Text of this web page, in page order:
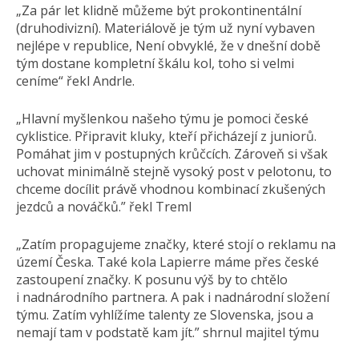
„Za pár let klidně můžeme být prokontinentální
(druhodivizní). Materiálově je tým už nyní vybaven
nejlépe v republice, Není obvyklé, že v dnešní době
tým dostane kompletní škálu kol, toho si velmi
ceníme“ řekl Andrle.
„Hlavní myšlenkou našeho týmu je pomoci české
cyklistice. Připravit kluky, kteří přicházejí z juniorů.
Pomáhat jim v postupných krůčcích. Zároveň si však
uchovat minimálně stejně vysoký post v pelotonu, to
chceme docílit právě vhodnou kombinací zkušených
jezdců a nováčků.” řekl Treml
„Zatím propagujeme značky, které stojí o reklamu na
území Česka. Také kola Lapierre máme přes české
zastoupení značky. K posunu výš by to chtělo
i nadnárodního partnera. A pak i nadnárodní složení
týmu. Zatím vyhlížíme talenty ze Slovenska, jsou a
nemají tam v podstatě kam jít.” shrnul majitel týmu